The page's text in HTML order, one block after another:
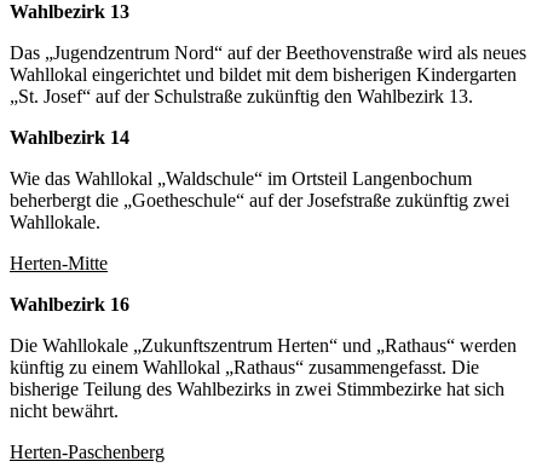
Wahlbezirk 13
Das „Jugendzentrum Nord“ auf der Beethovenstraße wird als neues
Wahllokal eingerichtet und bildet mit dem bisherigen Kindergarten
„St. Josef“ auf der Schulstraße zukünftig den Wahlbezirk 13.
Wahlbezirk 14
Wie das Wahllokal „Waldschule“ im Ortsteil Langenbochum
beherbergt die „Goetheschule“ auf der Josefstraße zukünftig zwei
Wahllokale.
Herten-Mitte
Wahlbezirk 16
Die Wahllokale „Zukunftszentrum Herten“ und „Rathaus“ werden
künftig zu einem Wahllokal „Rathaus“ zusammengefasst. Die
bisherige Teilung des Wahlbezirks in zwei Stimmbezirke hat sich
nicht bewährt.
Herten-Paschenberg